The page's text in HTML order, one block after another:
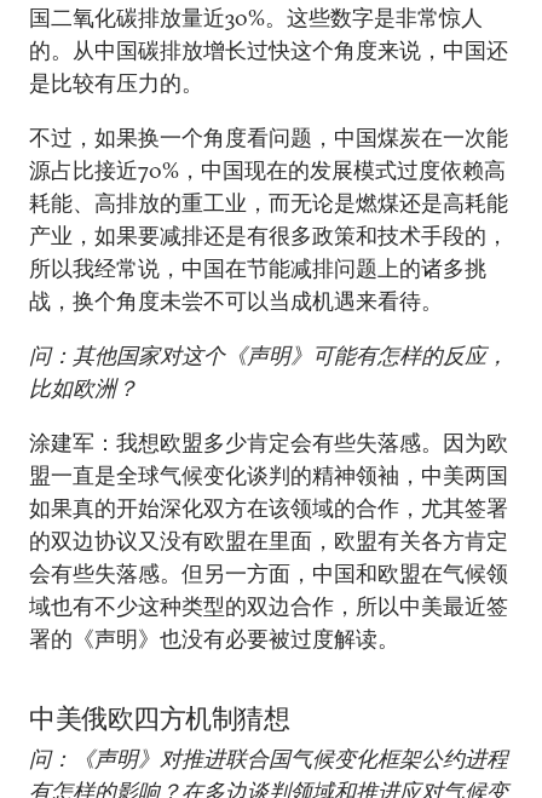
国二氧化碳排放量近30%。这些数字是非常惊人
的。从中国碳排放增长过快这个角度来说，中国还
是比较有压力的。
不过，如果换一个角度看问题，中国煤炭在一次能
源占比接近70%，中国现在的发展模式过度依赖高
耗能、高排放的重工业，而无论是燃煤还是高耗能
产业，如果要减排还是有很多政策和技术手段的，
所以我经常说，中国在节能减排问题上的诸多挑
战，换个角度未尝不可以当成机遇来看待。
问：其他国家对这个《声明》可能有怎样的反应，
比如欧洲？
涂建军：我想欧盟多少肯定会有些失落感。因为欧
盟一直是全球气候变化谈判的精神领袖，中美两国
如果真的开始深化双方在该领域的合作，尤其签署
的双边协议又没有欧盟在里面，欧盟有关各方肯定
会有些失落感。但另一方面，中国和欧盟在气候领
域也有不少这种类型的双边合作，所以中美最近签
署的《声明》也没有必要被过度解读。
中美俄欧四方机制猜想
问：《声明》对推进联合国气候变化框架公约进程
有怎样的影响？在多边谈判领域和推进应对气候变